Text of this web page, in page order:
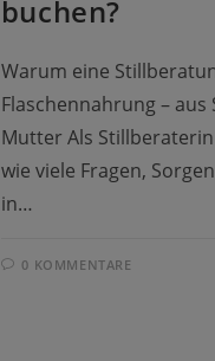
buchen?
Warum eine
Flaschennahrung –
Mutter Als
wie viele Fragen,
in…
0 KOMMENTARE